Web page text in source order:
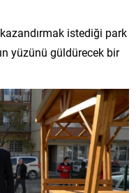
kazandırmak istediği park
yüzünü güldürecek bir